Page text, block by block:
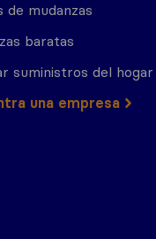
de mudanzas
baratas
suministros del hogar
una empresa